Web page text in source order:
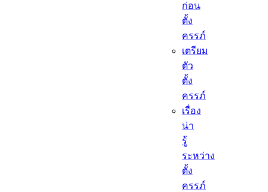
ก่อน
ตั้ง
ครรภ์
เตรียม
ตัว
ตั้ง
ครรภ์
เรื่อง
น่า
รู้
ระหว่าง
ตั้ง
ครรภ์